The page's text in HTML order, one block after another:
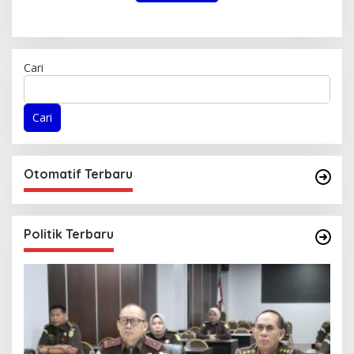
Cari
Cari
Otomatif Terbaru
Politik Terbaru